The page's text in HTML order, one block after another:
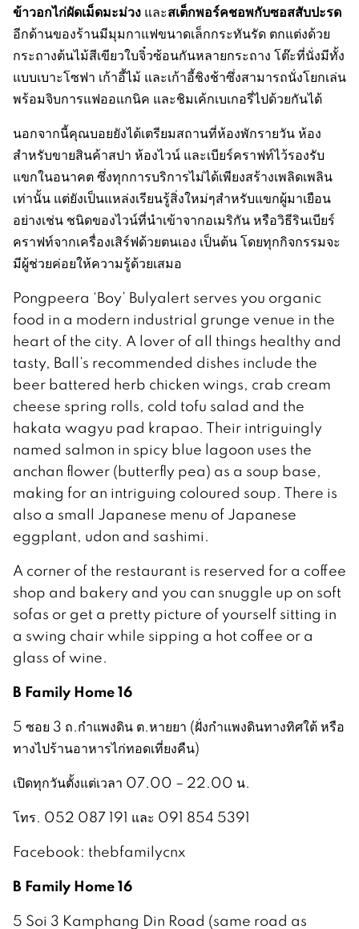
ข้าวอกไก่ผัดเม็ดมะม่วง และสเต็กพอร์คชอพกับซอสสับปะรด
อีกด้านของร้านมีมุมกาแฟขนาดเล็กกระทันรัด ตกแต่งด้วย
กระถางต้นไม้สีเขียวใบจิ๋วซ้อนกันหลายกระถาง โต๊ะที่นั่งมีทั้ง
แบบเบาะโซฟา เก้าอี้ไม้ และเก้าอี้ชิงช้าซึ่งสามารถนั่งโยกเล่น
พร้อมจิบการแฟออแกนิค และชิมเค้กเบเกอรี่ไปด้วยกันได้
นอกจากนี้คุณบอยยังได้เตรียมสถานที่ห้องพักรายวัน ห้อง
สำหรับขายสินค้าสปา ห้องไวน์ และเบียร์คราฟท์ไว้รองรับ
แขกในอนาคต ซึ่งทุกการบริการไม่ได้เพียงสร้างเพลิดเพลิน
เท่านั้น แต่ยังเป็นแหล่งเรียนรู้สิ่งใหม่ๆสำหรับแขกผู้มาเยือน
อย่างเช่น ชนิดของไวน์ที่นำเข้าจากอเมริกัน หรือวิธีรินเบียร์
คราฟท์จากเครื่องเสิร์ฟด้วยตนเอง เป็นต้น โดยทุกกิจกรรมจะ
มีผู้ช่วยค่อยให้ความรู้ด้วยเสมอ
Pongpeera ‘Boy’ Bulyalert serves you organic
food in a modern industrial grunge venue in the
heart of the city. A lover of all things healthy and
tasty, Ball’s recommended dishes include the
beer battered herb chicken wings, crab cream
cheese spring rolls, cold tofu salad and the
hakata wagyu pad krapao. Their intriguingly
named salmon in spicy blue lagoon uses the
anchan flower (butterfly pea) as a soup base,
making for an intriguing coloured soup. There is
also a small Japanese menu of Japanese
eggplant, udon and sashimi.
A corner of the restaurant is reserved for a coffee
shop and bakery and you can snuggle up on soft
sofas or get a pretty picture of yourself sitting in
a swing chair while sipping a hot coffee or a
glass of wine.
B Family Home 16
5 ซอย 3 ถ.กำแพงดิน ต.หายยา (ฝั่งกำแพงดินทางทิศใต้ หรือ
ทางไปร้านอาหารไก่ทอดเที่ยงคืน)
เปิดทุกวันตั้งแต่เวลา 07.00 – 22.00 น.
โทร. 052 087 191 และ 091 854 5391
Facebook: thebfamilycnx
B Family Home 16
5 Soi 3 Kamphang Din Road (same road as